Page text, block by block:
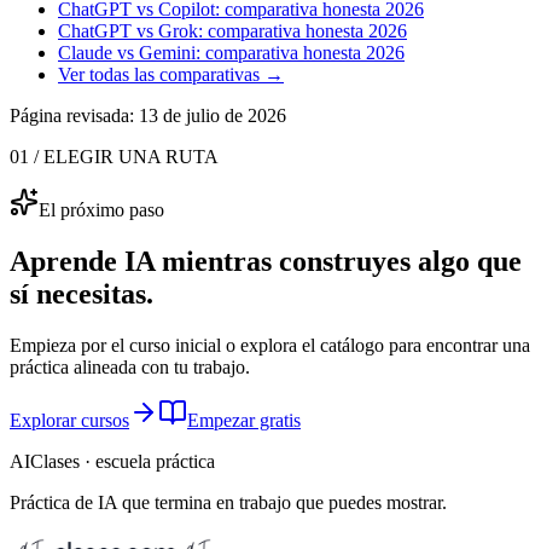
ChatGPT vs Copilot: comparativa honesta 2026
ChatGPT vs Grok: comparativa honesta 2026
Claude vs Gemini: comparativa honesta 2026
Ver todas las comparativas →
Página revisada: 13 de julio de 2026
01 / ELEGIR UNA RUTA
El próximo paso
Aprende IA mientras construyes algo que
sí necesitas.
Empieza por el curso inicial o explora el catálogo para encontrar una
práctica alineada con tu trabajo.
Explorar cursos
Empezar gratis
AIClases · escuela práctica
Práctica de IA que termina en trabajo que puedes mostrar.